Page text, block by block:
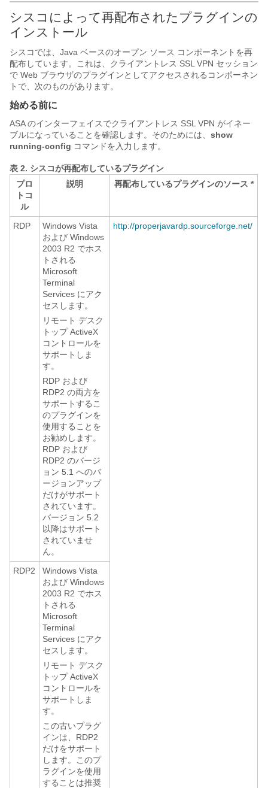
シスコによって再配布されたプラグインの
インストール
シスコでは、Java ベースのオープン ソース コンポーネントを再
配布しています。これは、クライアントレス SSL VPN セッション
で Web ブラウザのプラグインとしてアクセスされるコンポーネン
トで、次のものがあります。
始める前に
ASA のインターフェイスでクライアントレス SSL VPN がイネー
ブルになっていることを確認します。そのためには、 show
running-config コマンドを入力します。
表 2. シスコが再配布しているプラグイン
プロ
トコ
ル
説明 再配布しているプラグインのソース *
RDP
Windows Vista
および Windows
2003 R2 でホス
トされる
Microsoft
Terminal
Services にアク
セスします。
リモート デスク
トップ ActiveX
コントロールを
サポートしま
す。
RDP および
RDP2 の両方を
サポートするこ
のプラグインを
使用することを
お勧めします。
RDP および
RDP2 のバージ
ョン 5.1 へのバ
ージョンアップ
だけがサポート
されています。
バージョン 5.2
以降はサポート
されていませ
ん。
http://properjavardp.sourceforge.net/
RDP2
Windows Vista
および Windows
2003 R2 でホス
トされる
Microsoft
Terminal
Services にアク
セスします。
リモート デスク
トップ ActiveX
コントロールを
サポートしま
す。
この古いプラグ
インは、RDP2
だけをサポート
します。このプ
ラグインを使用
することは推奨